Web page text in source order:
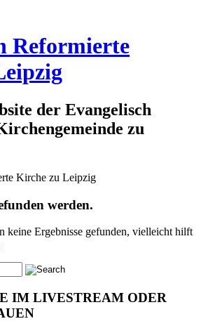
Reformierte
der Evangelisch
zu
werden.
keine Ergebnisse gefunden, vielleicht hilft
IM LIVESTREAM ODER